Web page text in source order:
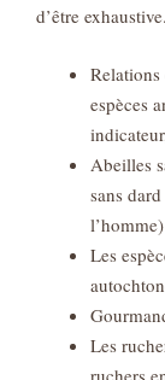
d’être exhaustive.
Relations
espèces
Abeilles
sans
Les
Les
ruchers